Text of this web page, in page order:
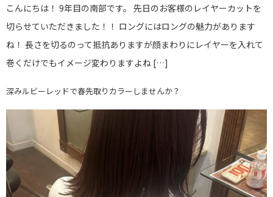
こんにちは！ 9年目の南部です。 先日のお客様のレイヤーカットを
切らせていただきました！！ ロングにはロングの魅力があります
ね！ 長さを切るのって抵抗ありますが顔まわりにレイヤーを入れて
巻くだけでもイメージ変わりますよね […]
深みルビーレッドで春先取りカラーしませんか？